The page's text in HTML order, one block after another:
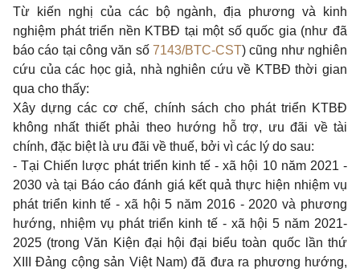
Từ kiến nghị của các bộ ngành, địa phương và kinh
nghiệm phát triển nền KTBĐ tại một số quốc gia (như đã
báo cáo tại công văn số 7143/BTC-CST) cũng như nghiên
cứu của các học giả, nhà nghiên cứu về KTBĐ thời gian
qua cho thấy:
Xây dựng các cơ chế, chính sách cho phát triển KTBĐ
không nhất thiết phải theo hướng hỗ trợ, ưu đãi về tài
chính, đặc biệt là ưu đãi về thuế, bởi vì các lý do sau:
- Tại Chiến lược phát triển kinh tế - xã hội 10 năm 2021 -
2030 và tại Báo cáo đánh giá kết quả thực hiện nhiệm vụ
phát triển kinh tế - xã hội 5 năm 2016 - 2020 và phương
hướng, nhiệm vụ phát triển kinh tế - xã hội 5 năm 2021-
2025 (trong Văn Kiện đại hội đại biểu toàn quốc lần thứ
XIII Đảng cộng sản Việt Nam) đã đưa ra phương hướng,